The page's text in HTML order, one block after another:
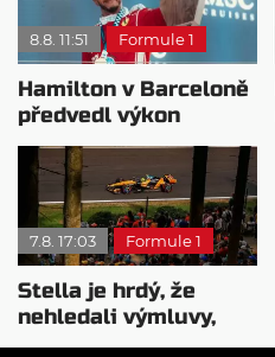
8.8. 11:51 Formule 1
Hamilton v Barceloně
předvedl výkon
pravého šampiona
7.8. 17:03 Formule 1
Stella je hrdý, že
nehledali výmluvy,
proč nedokážou